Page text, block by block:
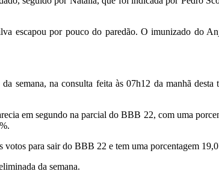
escapou por pouco do paredão. O imunizado do
semana, na consulta feita às 07h12 da manhã
em segundo na parcial do BBB 22, com uma
para sair do BBB 22 e tem uma porcentagem
da semana.